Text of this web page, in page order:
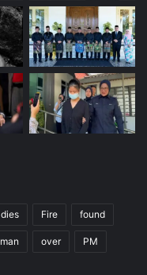
dies Fire found
man over PM